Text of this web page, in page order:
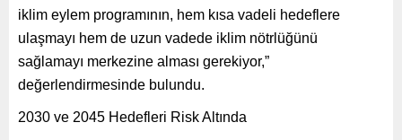
iklim eylem programının, hem kısa vadeli hedeflere
ulaşmayı hem de uzun vadede iklim nötrlüğünü
sağlamayı merkezine alması gerekiyor,”
değerlendirmesinde bulundu.
2030 ve 2045 Hedefleri Risk Altında